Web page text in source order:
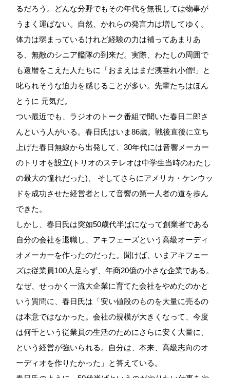
るだろう。どんな分野でもその年代を無視しては物事が
うまく運ばない。自然、かれらの発言力は増してゆく。
体力は弱まっているけれど経験の力は補ってあまりあ
る、無敵のシニア艦隊の到来だ。実際、わたしの周囲で
も還暦をこえた人たちに「おまえはまだ洟垂れ小僧!」と
叱られそうな迫力を感じることが多い。先輩たちはほん
とうに 元気だ。
つい最近でも、ラジオのトーク番組で聞いた春日二郎さ
んという人がいる。春日氏はいま86歳。戦後直後に立ち
上げた春日無線から出発して、30年代には音響メーカー
のトリオを設立(トリオのステレオは中学生当時のわたし
の最大の憧れだった)、 そしてさらにアメリカ・ケンウッ
ドを成功させた経営者として音響の第一人者の道を歩ん
できた。
しかし、春日氏は突如50歳代半ばになって創業者である
自分の会社を退職し、アキフェーズという高級オーディ
オメーカーを作ったのだった。聞けば、いまアキフェー
ズは従業員100人足らず、年商20億の小さな企業である。
なぜ、せっかく一流大企業に育てた会社をやめたのかと
いう質問に、春日氏は「安い値段のものを大量に売るの
は本意ではなかった。会社の規模が大きくなって、今度
は何千という従業員の生活のためにさらに安く大量に、
という経営が強いられる。自分は、本来、高級志向のオ
ーディオを作りたかった」と答えている。